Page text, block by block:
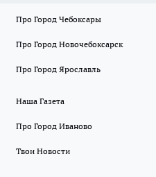
Про Город Чебоксары
Про Город Новочебоксарск
Про Город Ярославль
Наша Газета
Про Город Иваново
Твои Новости